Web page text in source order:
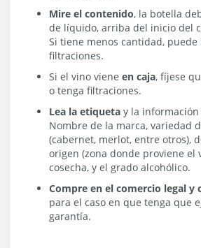
Mire el contenido, la botella
de líquido, arriba del inicio del
Si tiene menos cantidad,
filtraciones.
Si el vino viene en caja, fíjese
o tenga filtraciones.
Lea la etiqueta y la
Nombre de la marca, variedad
(cabernet, merlot, entre otros),
origen (zona donde proviene el
cosecha, y el grado alcohólico.
Compre en el comercio legal y
para el caso en que tenga que
garantía.